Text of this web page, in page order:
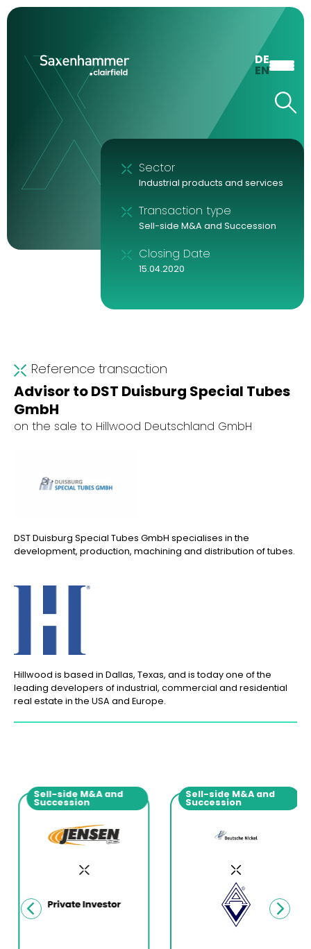
DE
EN
Reference transaction
Advisor to DST Duisburg Special Tubes
GmbH
on the sale to Hillwood Deutschland GmbH
DST Duisburg Special Tubes GmbH specialises in the
development, production, machining and distribution of tubes.
Hillwood is based in Dallas, Texas, and is today one of the
leading developers of industrial, commercial and residential
real estate in the USA and Europe.
Sector
Industrial products and services
Transaction type
Sell-side M&A and Succession
Closing Date
15.04.2020
Sell-side M&A and
Succession
Sell-side M&A and
Succession